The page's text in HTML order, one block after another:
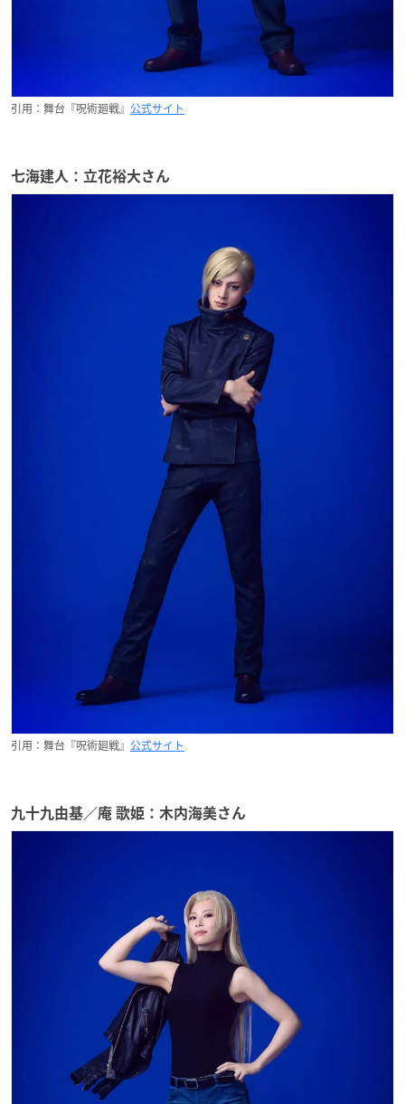
引用：舞台『呪術廻戦』 公式サイト
七海建人：立花裕大さん
引用：舞台『呪術廻戦』 公式サイト
九十九由基／庵 歌姫：木内海美さん